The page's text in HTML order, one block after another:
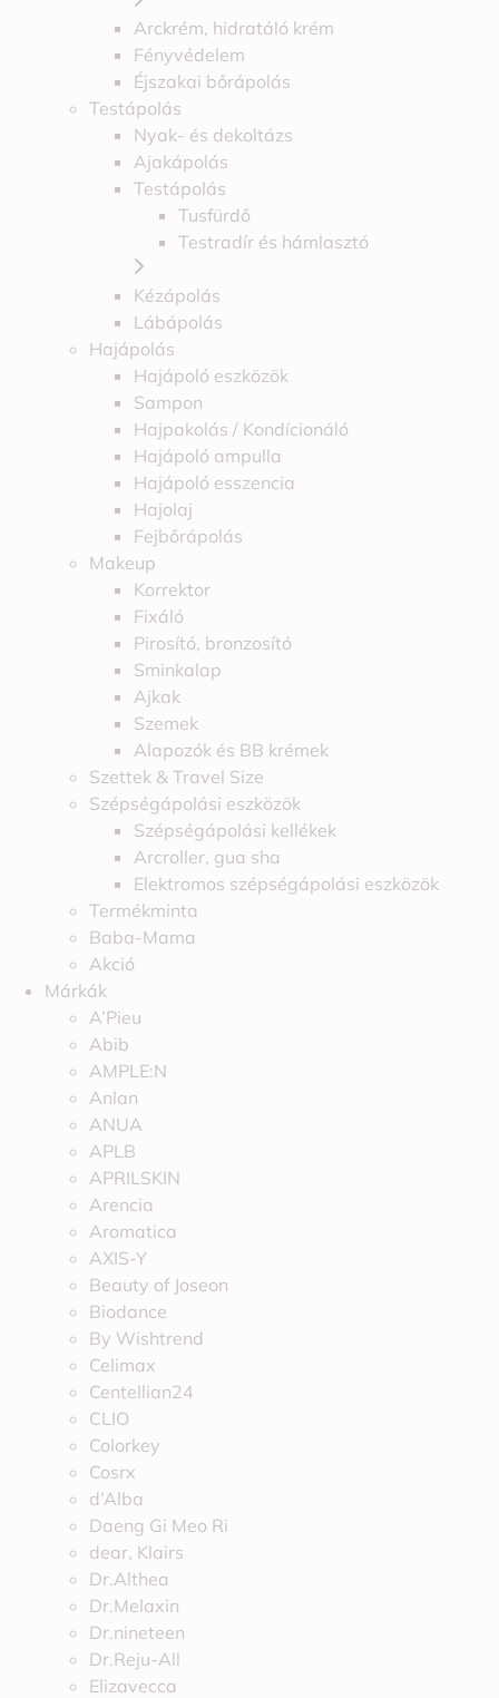
Arckrém, hidratáló krém
Fényvédelem
Éjszakai bőrápolás
Testápolás
Nyak- és dekoltázs
Ajakápolás
Testápolás
Tusfürdő
Testradír és hámlasztó
Kézápolás
Lábápolás
Hajápolás
Hajápoló eszközök
Sampon
Hajpakolás / Kondícionáló
Hajápoló ampulla
Hajápoló esszencia
Hajolaj
Fejbőrápolás
Makeup
Korrektor
Fixáló
Pirosító, bronzosító
Sminkalap
Ajkak
Szemek
Alapozók és BB krémek
Szettek & Travel Size
Szépségápolási eszközök
Szépségápolási kellékek
Arcroller, gua sha
Elektromos szépségápolási eszközök
Termékminta
Baba-Mama
Akció
Márkák
A’Pieu
Abib
AMPLE:N
Anlan
ANUA
APLB
APRILSKIN
Arencia
Aromatica
AXIS-Y
Beauty of Joseon
Biodance
By Wishtrend
Celimax
Centellian24
CLIO
Colorkey
Cosrx
d’Alba
Daeng Gi Meo Ri
dear, Klairs
Dr.Althea
Dr.Melaxin
Dr.nineteen
Dr.Reju-All
Elizavecca